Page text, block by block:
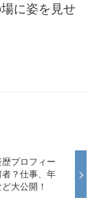
に姿を見せ
プロフィー
？仕事、年
大公開！